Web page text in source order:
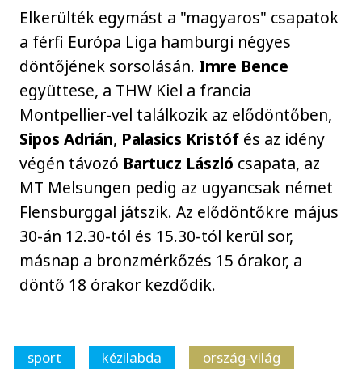
Elkerülték egymást a "magyaros" csapatok
a férfi Európa Liga hamburgi négyes
döntőjének sorsolásán. Imre Bence
együttese, a THW Kiel a francia
Montpellier-vel találkozik az elődöntőben,
Sipos Adrián, Palasics Kristóf és az idény
végén távozó Bartucz László csapata, az
MT Melsungen pedig az ugyancsak német
Flensburggal játszik. Az elődöntőkre május
30-án 12.30-tól és 15.30-tól kerül sor,
másnap a bronzmérkőzés 15 órakor, a
döntő 18 órakor kezdődik.
sport kézilabda ország-világ